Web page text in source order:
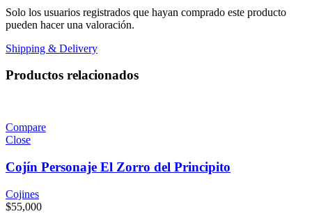
Solo los usuarios registrados que hayan comprado este producto
pueden hacer una valoración.
Shipping & Delivery
Productos relacionados
Compare
Close
Cojín Personaje El Zorro del Principito
Cojines
$55,000